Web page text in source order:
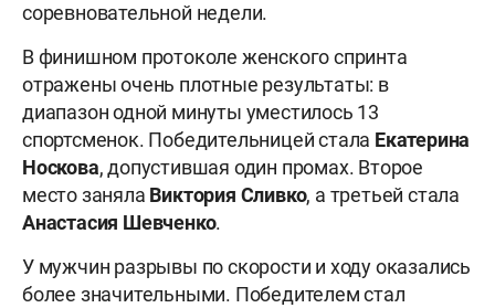
соревновательной недели.
В финишном протоколе женского спринта
отражены очень плотные результаты: в
диапазон одной минуты уместилось 13
спортсменок. Победительницей стала Екатерина
Носкова, допустившая один промах. Второе
место заняла Виктория Сливко, а третьей стала
Анастасия Шевченко.
У мужчин разрывы по скорости и ходу оказались
более значительными. Победителем стал